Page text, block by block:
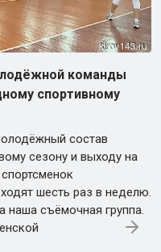
команды
спортивному
состав
сезону и выходу на
шесть раз в неделю.
наша съёмочная группа.